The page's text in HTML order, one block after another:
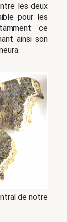
les deux
pour les
ce
ainsi son
de notre